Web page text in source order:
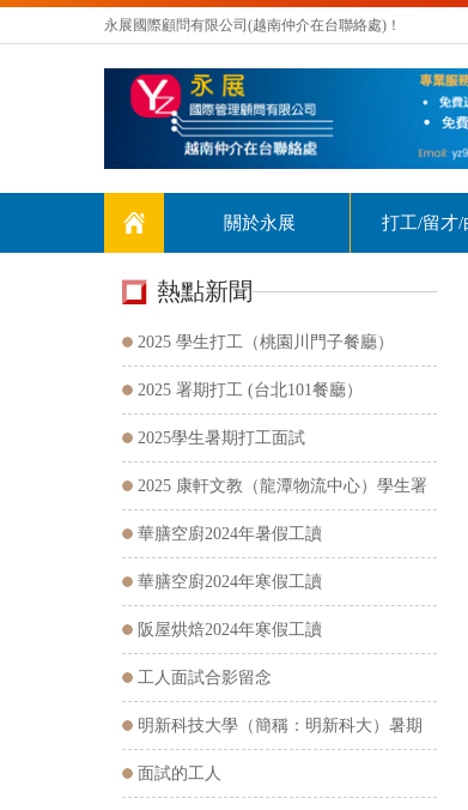
永展國際顧問有限公司(越南仲介在台聯絡處)！
關於永展 打工/留才/
熱點新聞
2025 學生打工（桃園川門子餐廳）
2025 署期打工 (台北101餐廳）
2025學生暑期打工面試
2025 康軒文教（龍潭物流中心）學生署
期打工
華膳空廚2024年暑假工讀
華膳空廚2024年寒假工讀
阪屋烘焙2024年寒假工讀
工人面試合影留念
明新科技大學（簡稱：明新科大）暑期
工讀說明會
面試的工人